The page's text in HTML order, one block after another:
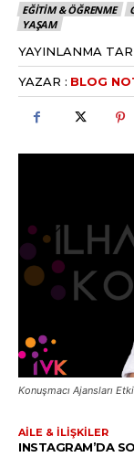
EĞITIM & ÖĞRENME
YAŞAM
YAYINLANMA
YAZAR : BLOG
Konuşmacı Ajansları
AILE & İLIŞKILER
INSTAGRAM’DA